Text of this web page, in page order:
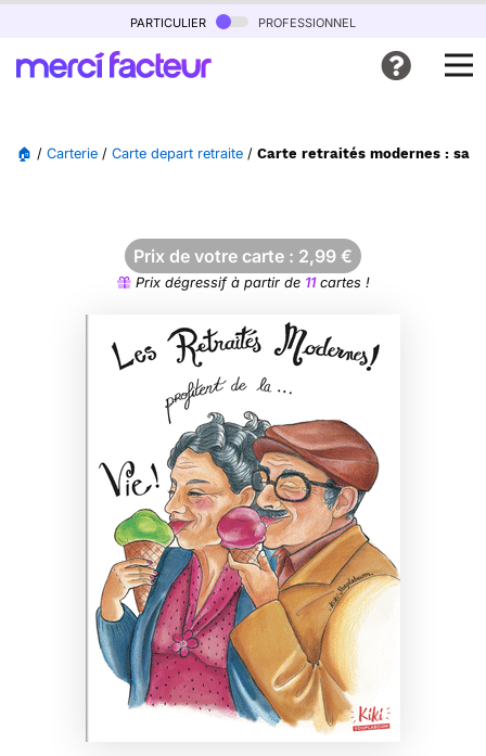
particulier professionnel
🏠 / Carterie / Carte depart retraite / Carte retraités modernes :
Prix de votre carte : 2,99 €
Prix dégressif à partir de 11cartes !